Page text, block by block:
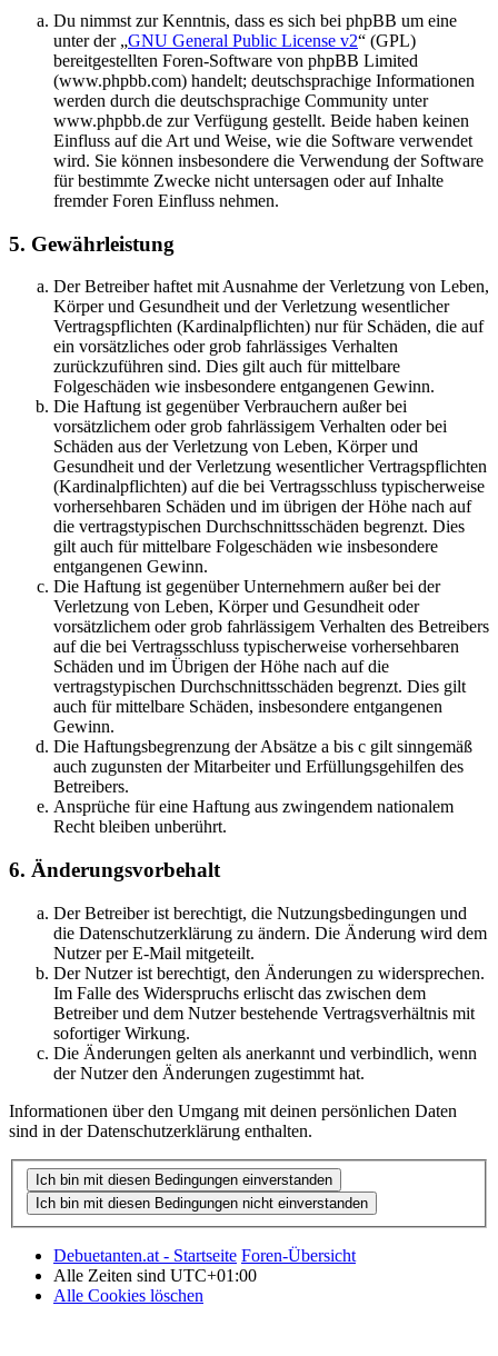
Du nimmst zur Kenntnis, dass es sich bei phpBB um eine
unter der „GNU General Public License v2“ (GPL)
bereitgestellten Foren-Software von phpBB Limited
(www.phpbb.com) handelt; deutschsprachige Informationen
werden durch die deutschsprachige Community unter
www.phpbb.de zur Verfügung gestellt. Beide haben keinen
Einfluss auf die Art und Weise, wie die Software verwendet
wird. Sie können insbesondere die Verwendung der Software
für bestimmte Zwecke nicht untersagen oder auf Inhalte
fremder Foren Einfluss nehmen.
5. Gewährleistung
Der Betreiber haftet mit Ausnahme der Verletzung von Leben,
Körper und Gesundheit und der Verletzung wesentlicher
Vertragspflichten (Kardinalpflichten) nur für Schäden, die auf
ein vorsätzliches oder grob fahrlässiges Verhalten
zurückzuführen sind. Dies gilt auch für mittelbare
Folgeschäden wie insbesondere entgangenen Gewinn.
Die Haftung ist gegenüber Verbrauchern außer bei
vorsätzlichem oder grob fahrlässigem Verhalten oder bei
Schäden aus der Verletzung von Leben, Körper und
Gesundheit und der Verletzung wesentlicher Vertragspflichten
(Kardinalpflichten) auf die bei Vertragsschluss typischerweise
vorhersehbaren Schäden und im übrigen der Höhe nach auf
die vertragstypischen Durchschnittsschäden begrenzt. Dies
gilt auch für mittelbare Folgeschäden wie insbesondere
entgangenen Gewinn.
Die Haftung ist gegenüber Unternehmern außer bei der
Verletzung von Leben, Körper und Gesundheit oder
vorsätzlichem oder grob fahrlässigem Verhalten des Betreibers
auf die bei Vertragsschluss typischerweise vorhersehbaren
Schäden und im Übrigen der Höhe nach auf die
vertragstypischen Durchschnittsschäden begrenzt. Dies gilt
auch für mittelbare Schäden, insbesondere entgangenen
Gewinn.
Die Haftungsbegrenzung der Absätze a bis c gilt sinngemäß
auch zugunsten der Mitarbeiter und Erfüllungsgehilfen des
Betreibers.
Ansprüche für eine Haftung aus zwingendem nationalem
Recht bleiben unberührt.
6. Änderungsvorbehalt
Der Betreiber ist berechtigt, die Nutzungsbedingungen und
die Datenschutzerklärung zu ändern. Die Änderung wird dem
Nutzer per E-Mail mitgeteilt.
Der Nutzer ist berechtigt, den Änderungen zu widersprechen.
Im Falle des Widerspruchs erlischt das zwischen dem
Betreiber und dem Nutzer bestehende Vertragsverhältnis mit
sofortiger Wirkung.
Die Änderungen gelten als anerkannt und verbindlich, wenn
der Nutzer den Änderungen zugestimmt hat.
Informationen über den Umgang mit deinen persönlichen Daten
sind in der Datenschutzerklärung enthalten.
Debuetanten.at - Startseite Foren-Übersicht
Alle Zeiten sind UTC+01:00
Alle Cookies löschen